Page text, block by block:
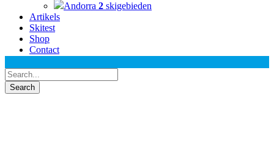
Andorra 2 skigebieden
Artikels
Skitest
Shop
Contact